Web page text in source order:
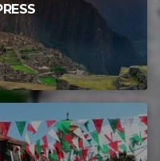
el viaje.
explorando
la grandeza de
más
de Perú.